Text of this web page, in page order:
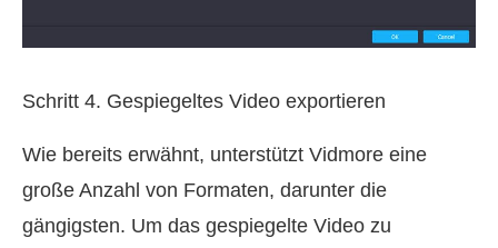
Schritt 4. Gespiegeltes Video exportieren
Wie bereits erwähnt, unterstützt Vidmore eine
große Anzahl von Formaten, darunter die
gängigsten. Um das gespiegelte Video zu